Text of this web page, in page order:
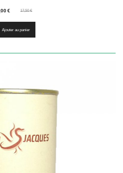
€ 17,50€
Ajouter au panier